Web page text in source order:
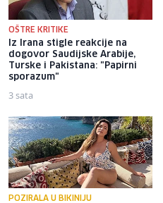
OŠTRE KRITIKE
Iz Irana stigle reakcije na
dogovor Saudijske Arabije,
Turske i Pakistana: "Papirni
sporazum"
3 sata
POZIRALA U BIKINIJU